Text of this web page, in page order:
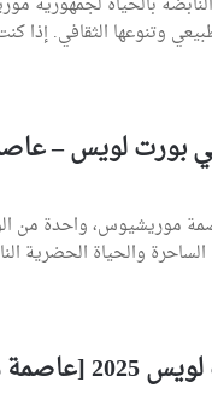
وتنوعها الثقافي. إذا
بورت لويس –
موريشيوس، واحدة من
والحياة الحضرية
موريشيوس]